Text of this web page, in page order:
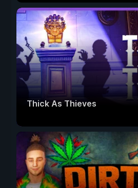
Thick As Thieves